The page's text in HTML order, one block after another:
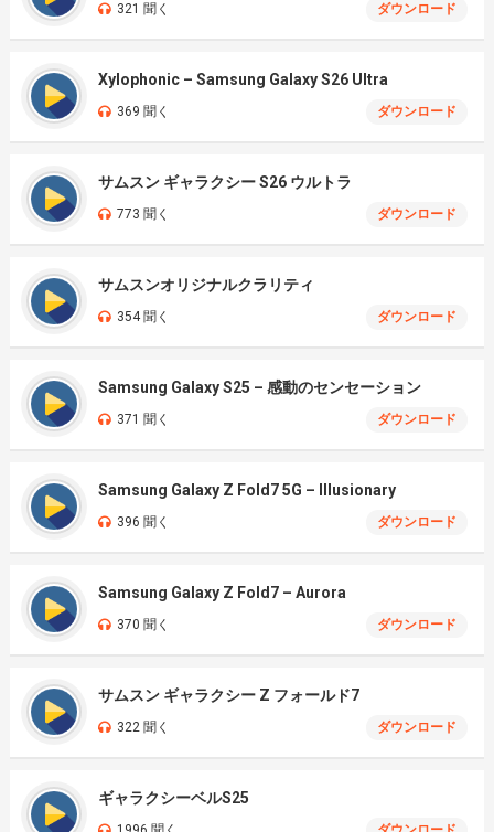
321 聞く ダウンロード
Xylophonic – Samsung Galaxy S26 Ultra
369 聞く ダウンロード
サムスン ギャラクシー S26 ウルトラ
773 聞く ダウンロード
サムスンオリジナルクラリティ
354 聞く ダウンロード
Samsung Galaxy S25 – 感動のセンセーション
371 聞く ダウンロード
Samsung Galaxy Z Fold7 5G – Illusionary
396 聞く ダウンロード
Samsung Galaxy Z Fold7 – Aurora
370 聞く ダウンロード
サムスン ギャラクシー Z フォールド7
322 聞く ダウンロード
ギャラクシーベルS25